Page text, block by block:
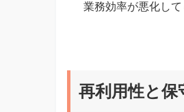
業務効率が悪化して
再利用性と保